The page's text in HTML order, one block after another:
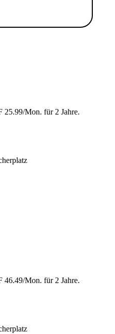
25.99/Mon. für 2 Jahre.
46.49/Mon. für 2 Jahre.